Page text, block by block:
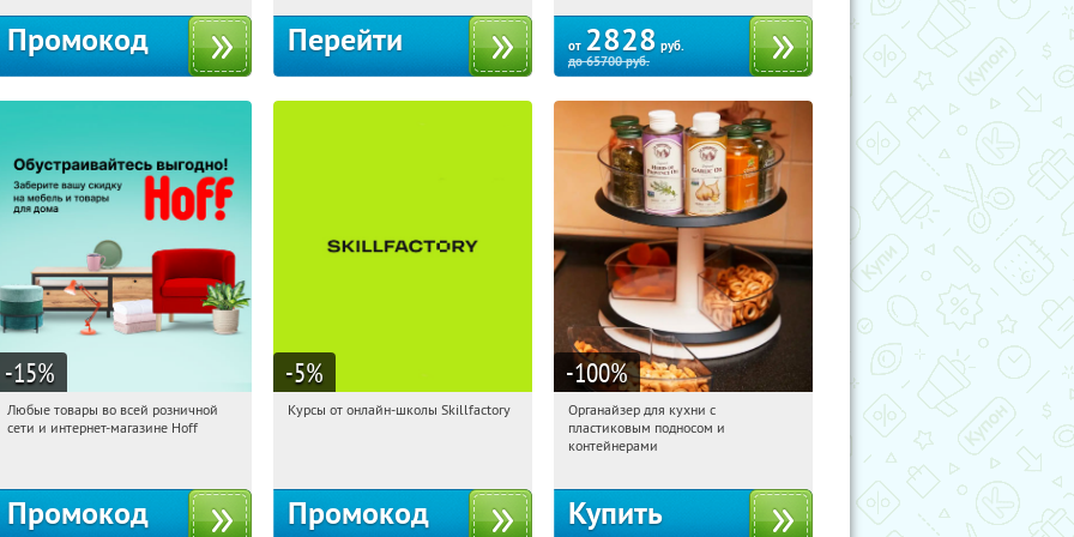
Промокод Перейти от 2828 руб.
до65700руб.
-15%
10:13:42 Получили:
Любые товары во всей розничной
сети и интернет-магазине Hoff
Промокод
-5%
10:13:42
Получи первым!
Курсы от онлайн-школы Skillfactory
Промокод
-100%
10:13:42 Получили:
Россия
Органайзер для кухни с
пластиковым подносом и
контейнерами
Купить